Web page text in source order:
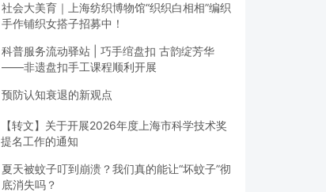
社会大美育｜上海纺织博物馆“织织白相相”编织
手作铺织女搭子招募中！
科普服务流动驿站 | 巧手绾盘扣 古韵绽芳华
——非遗盘扣手工课程顺利开展
预防认知衰退的新观点
【转文】关于开展2026年度上海市科学技术奖
提名工作的通知
夏天被蚊子叮到崩溃？我们真的能让“坏蚊子”彻
底消失吗？